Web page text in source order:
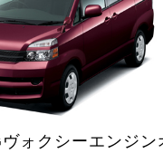
ォクシーエンジン